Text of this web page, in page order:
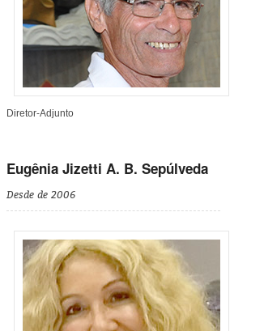
Diretor-Adjunto
Eugênia Jizetti A. B. Sepúlveda
Desde de 2006